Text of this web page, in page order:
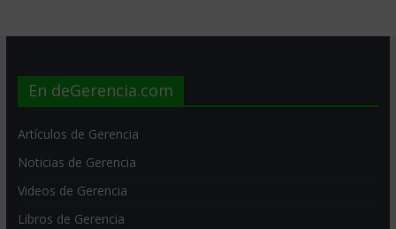
En deGerencia.com
Artículos de Gerencia
Noticias de Gerencia
Videos de Gerencia
Libros de Gerencia